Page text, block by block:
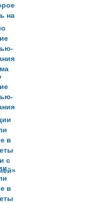
на
в